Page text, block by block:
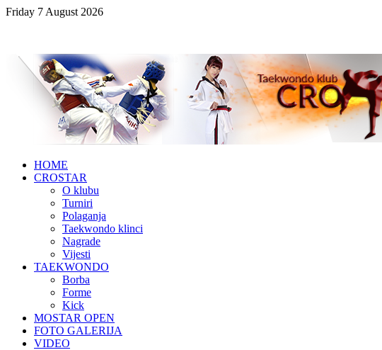
Friday 7 August 2026
HOME
CROSTAR
O klubu
Turniri
Polaganja
Taekwondo klinci
Nagrade
Vijesti
TAEKWONDO
Borba
Forme
Kick
MOSTAR OPEN
FOTO GALERIJA
VIDEO